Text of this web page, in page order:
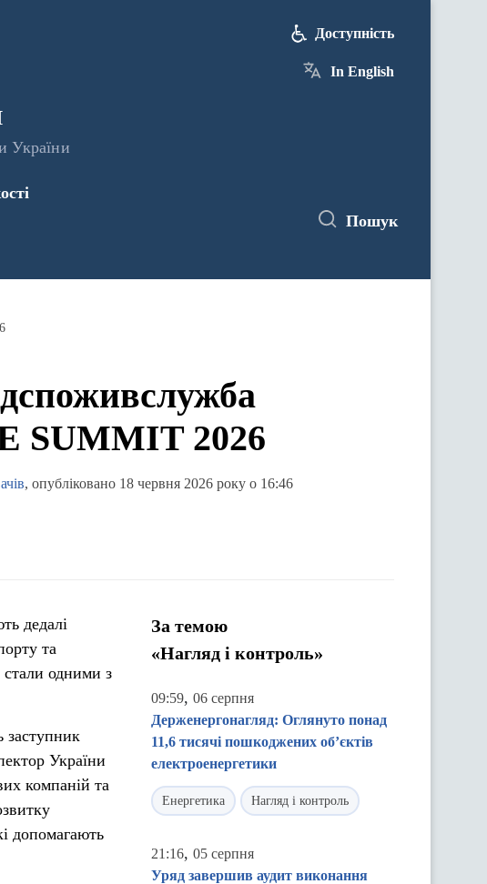
України
Доступність
In English
Пошук
SUMMIT 2026
, опубліковано 18 червня 2026 року о 16:46
дедалі
та
стали одними з
заступник
України
компаній та
допомагають
За темою
«Нагляд і контроль»
09:59, 06 серпня
Держенергонагляд: Оглянуто понад
11,6 тисячі пошкоджених об’єктів
електроенергетики
Енергетика Нагляд і контроль
21:16, 05 серпня
Уряд завершив аудит виконання